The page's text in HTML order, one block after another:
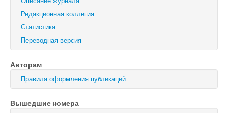
Письма в Журнал технической физики
Физика твердого тела
Физика и техника полупроводников
Оптика и спектроскопия
Поиск
Войти
Редакционная коллегия
Статистика
Переводная версия
Авторам
Правила оформления публикаций
Вышедшие номера